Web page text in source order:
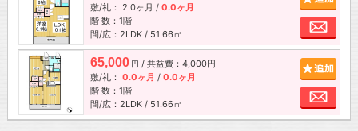
敷/礼： 2.0ヶ月 / 0.0ヶ月
階 数：1階
間/広：2LDK / 51.66㎡
お
65,000 円 / 共益費：4,000円
敷/礼： 0.0ヶ月 / 0.0ヶ月
階 数：1階
間/広：2LDK / 51.66㎡
お